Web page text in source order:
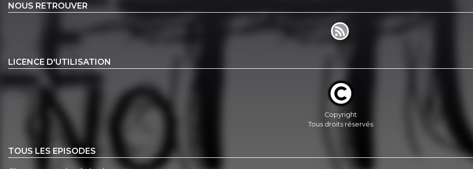
NOUS RETROUVER
LICENCE D'UTILISATION
Copyright
Tous droits réservés
TOUS LES EPISODES